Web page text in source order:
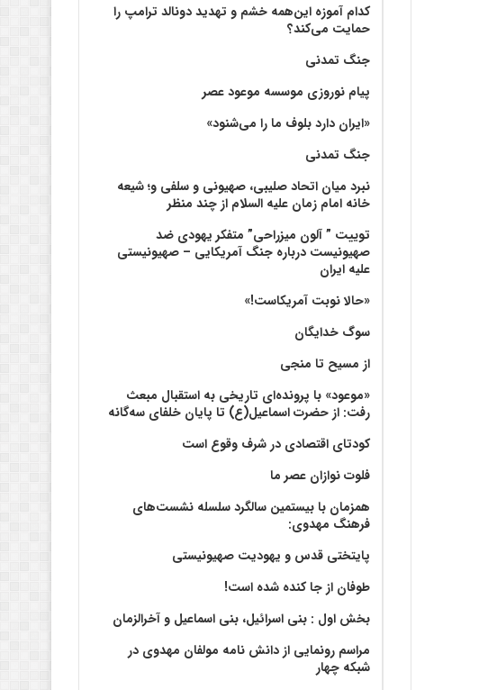
کدام آموزه این‌همه خشم و تهدید دونالد ترامپ را
حمایت می‌کند؟
جنگ تمدنی
پیام نوروزی موسسه موعود عصر
«ایران دارد بلوف ما را می‌شنود»
جنگ تمدنی
نبرد میان اتحاد صلیبی، صهیونی و سلفی و؛ شیعه
خانه امام زمان علیه السلام از چند منظر
توییت ” آلون میزراحی” متفکر یهودی ضد
صهیونیست درباره جنگ آمریکایی – صهیونیستی
علیه ایران
«حالا نوبت آمریکاست!»
سوگ خدایگان
از مسیح تا منجی
«موعود» با پرونده‌ای تاریخی به استقبال مبعث
رفت: از حضرت اسماعیل(ع) تا پایان خلفای سه‌گانه
کودتای اقتصادی در شرف وقوع است
فلوت نوازان عصر ما
همزمان با بیستمین سالگرد سلسله نشست‌های
فرهنگ مهدوی:‌
پایتختی قدس و یهودیت صهیونیستی
طوفان از جا کنده شده است!
بخش اول : بنی اسرائیل، بنی اسماعیل و آخرالزمان
مراسم رونمایی از دانش نامه مولفان مهدوی در
شبکه چهار